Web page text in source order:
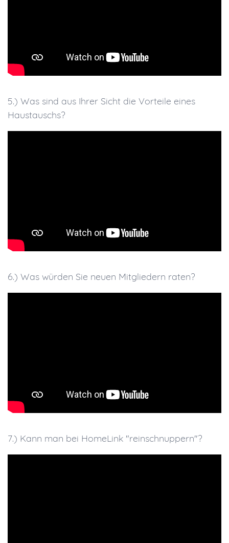
5.) Was sind aus Ihrer Sicht die Vorteile eines
Haustauschs?
6.) Was würden Sie neuen Mitgliedern raten?
7.) Kann man bei HomeLink "reinschnuppern"?